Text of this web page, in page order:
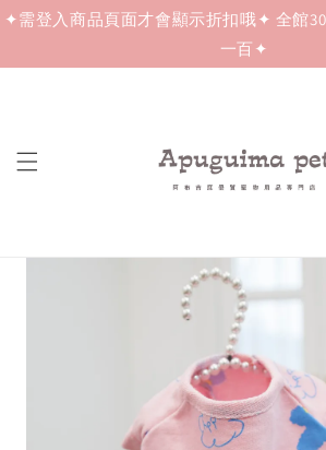
✦需登入商品頁面才會顯示折扣哦✦ 全館
一百✦